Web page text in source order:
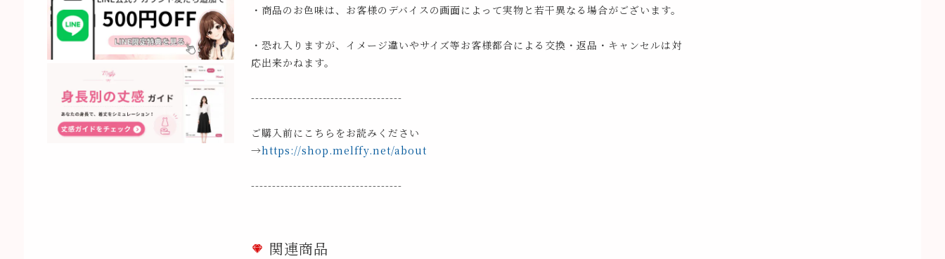
・商品のお色味は、お客様のデバイスの画面によって実物と若干異なる場合がございます。
・恐れ入りますが、イメージ違いやサイズ等お客様都合による交換・返品・キャンセルは対
応出来かねます。
------------------------------------
ご購入前にこちらをお読みください
→https://shop.melffy.net/about
------------------------------------
関連商品